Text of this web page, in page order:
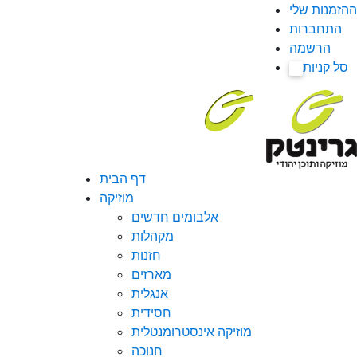
ההזמנות שלי
התחברות
הרשמה
סל קניות
דף הבית
מוזיקה
אלבומים חדשים
מקהלות
חזנות
מארזים
אנגלית
חסידית
מוזיקה אינסטרומנטלית
חנוכה